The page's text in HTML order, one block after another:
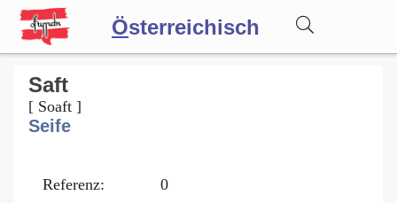
Österreichisch
Wörterbuch
Forum
Blog
Saft
[ Soaft ]
Seife
Referenz:
0